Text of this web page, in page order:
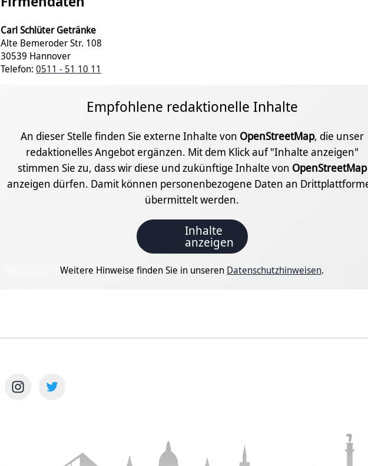
Carl Schlüter Getränke
Alte Bemeroder Str. 108
30539 Hannover
Telefon: 0511 - 51 10 11
Empfohlene redaktionelle Inhalte
An dieser Stelle finden Sie externe Inhalte von OpenStreetMap, die unser
redaktionelles Angebot ergänzen. Mit dem Klick auf "Inhalte anzeigen"
stimmen Sie zu, dass wir diese und zukünftige Inhalte von OpenStreetMap
anzeigen dürfen. Damit können personenbezogene Daten an
übermittelt werden.
Inhalte
anzeigen
Weitere Hinweise finden Sie in unseren Datenschutzhinweisen.